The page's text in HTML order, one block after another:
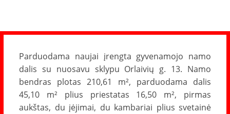
Parduodama naujai įrengta gyvenamojo namo
dalis su nuosavu sklypu Orlaivių g. 13. Namo
bendras plotas 210,61 m², parduodama dalis
45,10 m² plius priestatas 16,50 m², pirmas
aukštas, du įėjimai, du kambariai plius svetainė